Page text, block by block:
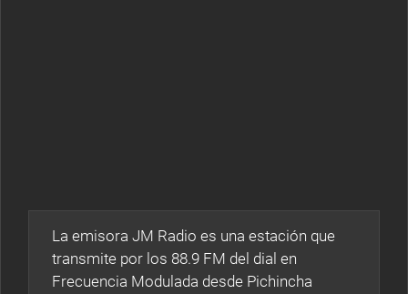
La emisora JM Radio es una estación que
transmite por los 88.9 FM del dial en
Frecuencia Modulada desde Pichincha